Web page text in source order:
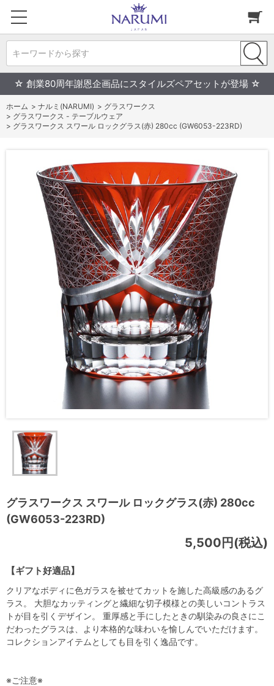
キーワードから探す
☆ 創業80周年謝恩企画品にスタイルズペアセットが登場 ☆
ホーム > ナルミ(NARUMI) > グラスワークス
> グラスワークス - テーブルウェア
> グラスワークス スワール ロックグラス(赤) 280cc (GW6053-223RD)
グラスワークス スワール ロックグラス(赤) 280cc
(GW6053-223RD)
【ギフト好適品】
5,500円(税込)
クリアなボディに色ガラスを被せてカットを施した高級感のあるグ
ラス。 大胆なカッティングと繊細な切子模様との美しいコントラス
トが目を引くデザイン。 重厚感と手にしたときの馴染みの良さにこ
だわったグラスは、より本格的な味わいを愉しんでいただけます。
コレクションアイテムとしても目を引く逸品です。
※ご注意※